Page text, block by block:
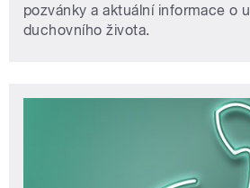
pozvánky a aktuální informace o
duchovního života.